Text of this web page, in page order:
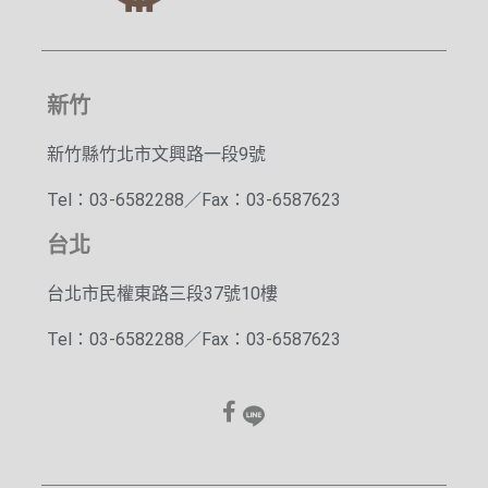
新竹
新竹縣竹北市文興路一段9號
Tel：03-6582288／Fax：03-6587623
台北
台北市民權東路三段37號10樓
Tel：03-6582288／Fax：03-6587623